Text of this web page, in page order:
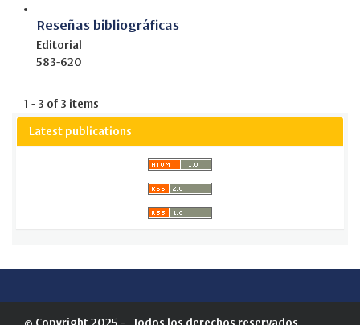
Reseñas bibliográficas
Editorial
583-620
1 - 3 of 3 items
Latest publications